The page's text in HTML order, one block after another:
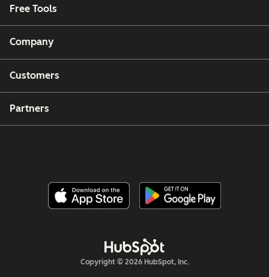
Free Tools
Company
Customers
Partners
Copyright © 2026 HubSpot, Inc.